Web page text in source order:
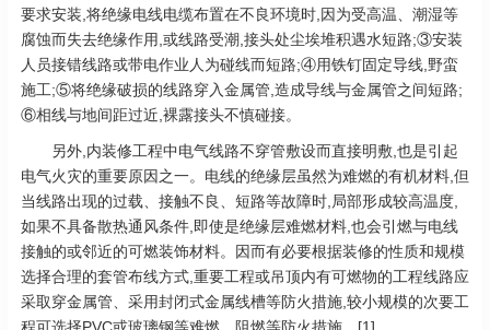
要求安装,将绝缘电线电缆布置在不良环境时,因为受高温、潮湿等
腐蚀而失去绝缘作用,或线路受潮,接头处尘埃堆积遇水短路;③安装
人员接错线路或带电作业人为碰线而短路;④用铁钉固定导线,野蛮
施工;⑤将绝缘破损的线路穿入金属管,造成导线与金属管之间短路;
⑥相线与地间距过近,裸露接头不慎碰接。
另外,内装修工程中电气线路不穿管敷设而直接明敷,也是引起
电气火灾的重要原因之一。电线的绝缘层虽然为难燃的有机材料,但
当线路出现的过载、接触不良、短路等故障时,局部形成较高温度,
如果不具备散热通风条件,即使是绝缘层难燃材料,也会引燃与电线
接触的或邻近的可燃装饰材料。因而有必要根据装修的性质和规模
选择合理的套管布线方式,重要工程或吊顶内有可燃物的工程线路应
采取穿金属管、采用封闭式金属线槽等防火措施,较小规模的次要工